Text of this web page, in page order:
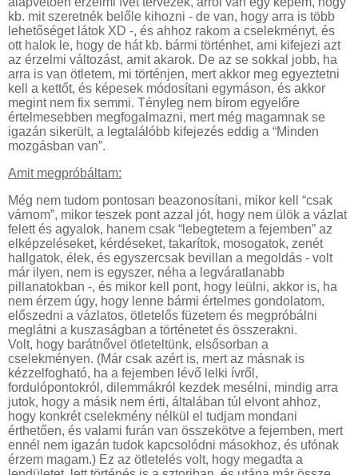
kb. mit szeretnék belőle kihozni - de van, hogy arra is több
lehetőséget látok XD -, és ahhoz rakom a cselekményt, és
ott halok le, hogy de hát kb. bármi történhet, ami kifejezi azt
az érzelmi változást, amit akarok. De az se sokkal jobb, ha
arra is van ötletem, mi történjen, mert akkor meg egyeztetni
kell a kettőt, és képesek módosítani egymáson, és akkor
megint nem fix semmi. Tényleg nem bírom egyelőre
értelmesebben megfogalmazni, mert még magamnak se
igazán sikerült, a legtalálóbb kifejezés eddig a “Minden
mozgásban van”.
Amit megpróbáltam:
Még nem tudom pontosan beazonosítani, mikor kell “csak
várnom”, mikor teszek pont azzal jót, hogy nem ülök a vázlat
felett és agyalok, hanem csak “lebegtetem a fejemben” az
elképzeléseket, kérdéseket, takarítok, mosogatok, zenét
hallgatok, élek, és egyszercsak bevillan a megoldás - volt
már ilyen, nem is egyszer, néha a legváratlanabb
pillanatokban -, és mikor kell pont, hogy leülni, akkor is, ha
nem érzem úgy, hogy lenne bármi értelmes gondolatom,
előszedni a vázlatos, ötletelős füzetem és megpróbálni
meglátni a kuszaságban a történetet és összerakni.
Volt, hogy barátnővel ötleteltünk, elsősorban a
cselekményen. (Már csak azért is, mert az másnak is
kézzelfogható, ha a fejemben lévő lelki ívről,
fordulópontokról, dilemmákról kezdek mesélni, mindig arra
jutok, hogy a másik nem érti, általában túl elvont ahhoz,
hogy konkrét cselekmény nélkül el tudjam mondani
érthetően, és valami furán van összekötve a fejemben, mert
ennél nem igazán tudok kapcsolódni másokhoz, és ufónak
érzem magam.) Ez az ötletelés volt, hogy megadta a